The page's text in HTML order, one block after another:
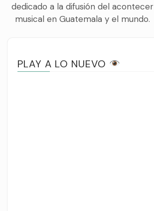
dedicado a la difusión del acontecer
musical en Guatemala y el mundo.
PLAY A LO NUEVO